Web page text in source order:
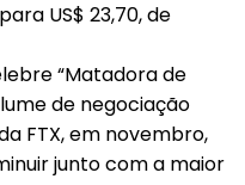
US$ 23,70, de
“Matadora de
de negociação
FTX, em novembro,
junto com a maior